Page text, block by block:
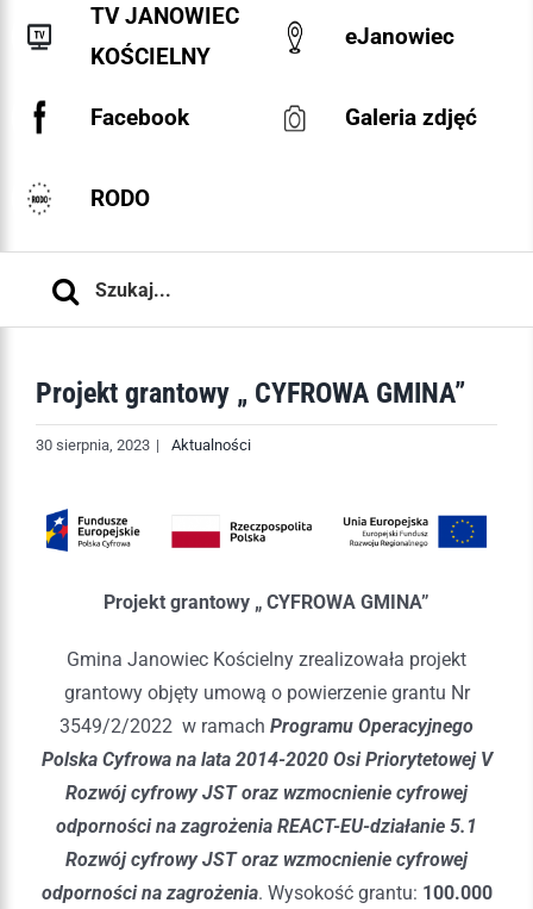
TV JANOWIEC
KOŚCIELNY
eJanowiec
Facebook Galeria zdjęć
RODO
Projekt grantowy „ CYFROWA GMINA”
30 sierpnia, 2023 | Aktualności
Projekt grantowy „ CYFROWA GMINA”
Gmina Janowiec Kościelny zrealizowała projekt
grantowy objęty umową o powierzenie grantu Nr
3549/2/2022 w ramach Programu Operacyjnego
Polska Cyfrowa na lata 2014-2020 Osi Priorytetowej V
Rozwój cyfrowy JST oraz wzmocnienie cyfrowej
odporności na zagrożenia REACT-EU-działanie 5.1
Rozwój cyfrowy JST oraz wzmocnienie cyfrowej
odporności na zagrożenia. Wysokość grantu: 100.000